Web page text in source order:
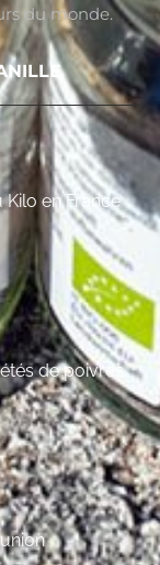
du monde.
Kilo en France
de poivres